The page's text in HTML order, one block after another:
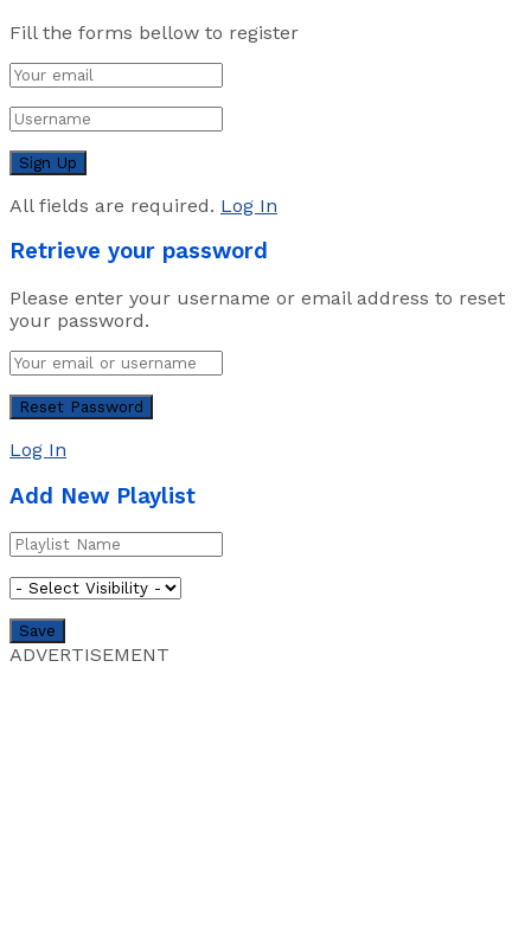
Fill the forms bellow to register
All fields are required. Log In
Retrieve your password
Please enter your username or email address to reset
your password.
Log In
Add New Playlist
ADVERTISEMENT